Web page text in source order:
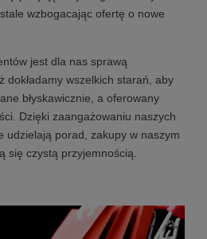
wzbogacając ofertę o nowe
jest dla nas sprawą
dokładamy wszelkich starań, aby
błyskawicznie, a oferowany
Dzięki zaangażowaniu naszych
udzielają porad, zakupy w naszym
się czystą przyjemnością.